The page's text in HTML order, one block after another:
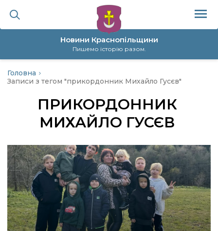
Новини Краснопільщини
Пишемо історію разом.
політика
Головна
Записи з тегом "прикордонник Михайло Гусєв"
ПРИКОРДОННИК
МИХАЙЛО ГУСЄВ